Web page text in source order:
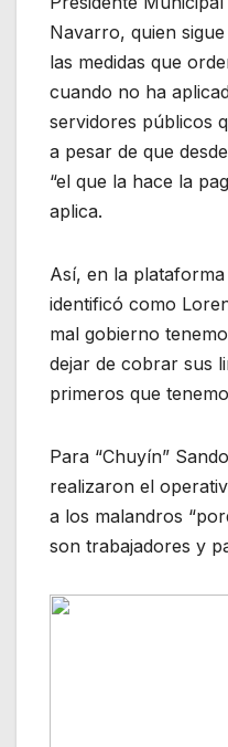
Navarro, quien
las medidas que
cuando no ha
servidores públicos
a pesar de que
“el que la hace la
aplica.
Así, en la
identificó como
mal gobierno
dejar de cobrar sus
primeros que
Para “Chuyín”
realizaron el
a los malandros
son trabajadores y